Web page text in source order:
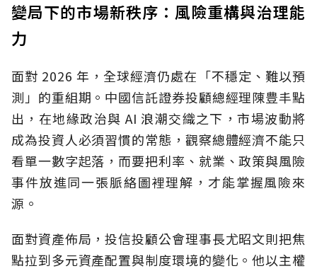
變局下的市場新秩序：風險重構與治理能
力
面對 2026 年，全球經濟仍處在「不穩定、難以預
測」的重組期。中國信託證券投顧總經理陳豊丰點
出，在地緣政治與 AI 浪潮交織之下，市場波動將
成為投資人必須習慣的常態，觀察總體經濟不能只
看單一數字起落，而要把利率、就業、政策與風險
事件放進同一張脈絡圖裡理解，才能掌握風險來
源。
面對資產佈局，投信投顧公會理事長尤昭文則把焦
點拉到多元資產配置與制度環境的變化。他以主權